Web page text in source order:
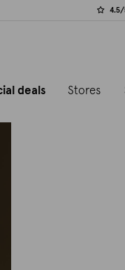
4.5/
deals Stores